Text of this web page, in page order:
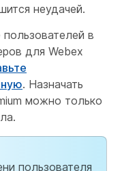
неудачей.
в
для Webex
. Назначать
можно только
пользователя